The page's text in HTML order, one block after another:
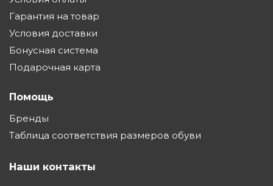
Гарантия на товар
Условия доставки
Бонусная система
Подарочная карта
Помощь
Бренды
Таблица соответствия размеров обуви
Наши контакты